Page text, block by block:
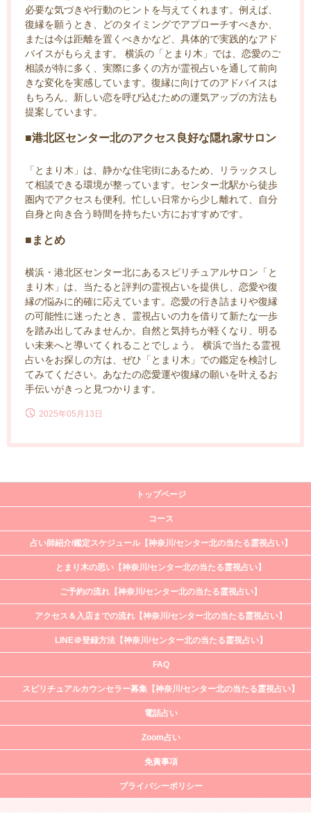
必要な気づきや行動のヒントを与えてくれます。例えば、
復縁を願うとき、どのタイミングでアプローチすべきか、
または今は距離を置くべきかなど、具体的で実践的なアド
バイスがもらえます。 横浜の「とまり木」では、恋愛のご
相談が特に多く、実際に多くの方が霊視占いを通して前向
きな変化を実感しています。復縁に向けてのアドバイスは
もちろん、新しい恋を呼び込むための運気アップの方法も
提案しています。
■港北区センター北のアクセス良好な隠れ家サロン
「とまり木」は、静かな住宅街にあるため、リラックスし
て相談できる環境が整っています。センター北駅から徒歩
圏内でアクセスも便利。忙しい日常から少し離れて、自分
自身と向き合う時間を持ちたい方におすすめです。
■まとめ
横浜・港北区センター北にあるスピリチュアルサロン「と
まり木」は、当たると評判の霊視占いを提供し、恋愛や復
縁の悩みに的確に応えています。恋愛の行き詰まりや復縁
の可能性に迷ったとき、霊視占いの力を借りて新たな一歩
を踏み出してみませんか。自然と気持ちが軽くなり、明る
い未来へと導いてくれることでしょう。 横浜で当たる霊視
占いをお探しの方は、ぜひ「とまり木」での鑑定を検討し
てみてください。あなたの恋愛運や復縁の願いを叶えるお
手伝いがきっと見つかります。
2025年05月13日
トップページ
コース
占い師紹介/鑑定スケジュール【神奈川/センター北の当たる霊視占い】
とまり木の思い【神奈川/センター北の当たる霊視占い】
ご予約の流れ【神奈川/センター北の当たる霊視占い】
アクセス＆入店までの流れ【神奈川/センター北の当たる霊視占い】
LINE＠登録方法【神奈川/センター北の当たる霊視占い】
FAQ
スピリチュアルカウンセラー募集【神奈川/センター北の当たる霊視占い】
電話占い
Zoom占い
免責事項
プライバシーポリシー